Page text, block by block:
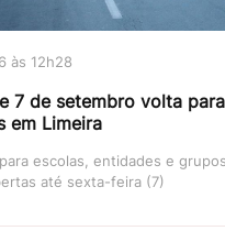
às 12h28
7 de setembro volta
em Limeira
escolas, entidades e
até sexta-feira (7)